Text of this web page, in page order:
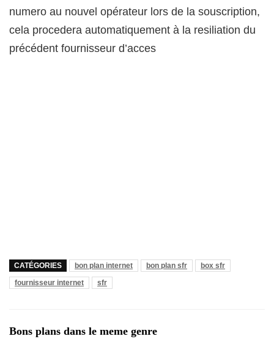
numero au nouvel opérateur lors de la souscription,
cela procedera automatiquement à la resiliation du
précédent fournisseur d’acces
CATÉGORIES bon plan internet bon plan sfr
box sfr
fournisseur internet
sfr
Bons plans dans le meme genre